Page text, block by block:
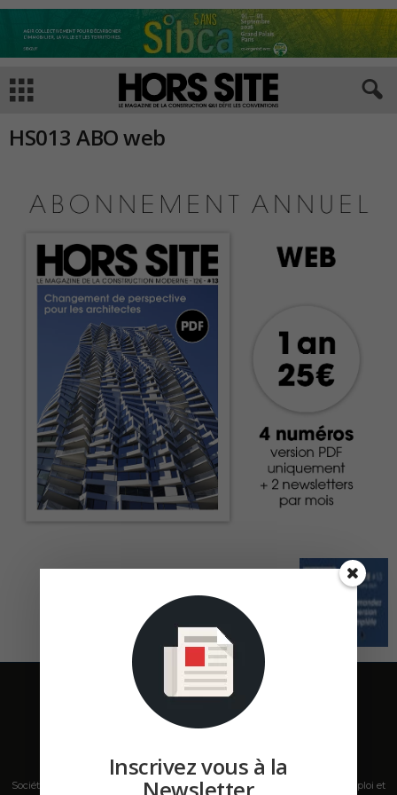
HS013 ABO web
Société de presse, plateforme de mise en relation sur les marchés B2B, emploi et
Inscrivez vous à la
Newsletter